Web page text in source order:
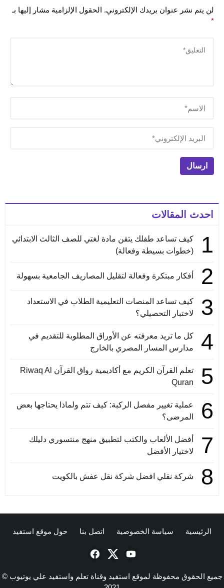
لن يتم نشر عنوان بريدك الإلكتروني. الحقول الإلزامية مشار إليها بـ
*
احدث المقالات
1
كيف تساعد طفلك يتقن مادة لغتي للصف الثالث الابتدائي
(خطوات بسيطة وفعالة)
2 أفكار مبتكرة وفعالة لتقليل المصاريف الجامعية بسهولة
3
كيف تساعد المنصات التعليمية الطلاب في الاستعداد
لاختبار التحصيلي؟
4
كل ما تريد معرفته عن الأوراق المطلوبة للتقديم في
مدارس المسار المصري بالخارج
5
تعلم القرآن الكريم مع أكاديمية رواق القرآن Riwaq Al
Quran
6
عملية تغيير مفصل الركبة: كيف تتم ولماذا يحتاجها بعض
المرضى؟
7
أفضل الألعاب والكتب لتطبيق منهج منتسوري دليلك
لاختيار الأفضل
8 شركة نقلي افضل شركة نقل عفش بالكويت
الرئيسية سياسة الخصوصية اتصل بنا حول موقع استفيد
جميع الحقوق محفوظة لموقع استفيد وقناة تعلم واستفيد علي يوتيوب ©